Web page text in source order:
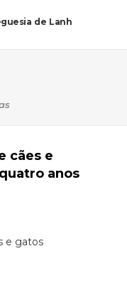
de Lanh
cães e
anos